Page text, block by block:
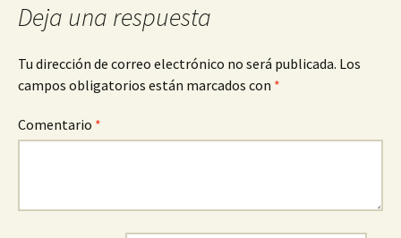
Deja una respuesta
Tu dirección de correo electrónico no será publicada. Los
campos obligatorios están marcados con *
Comentario *